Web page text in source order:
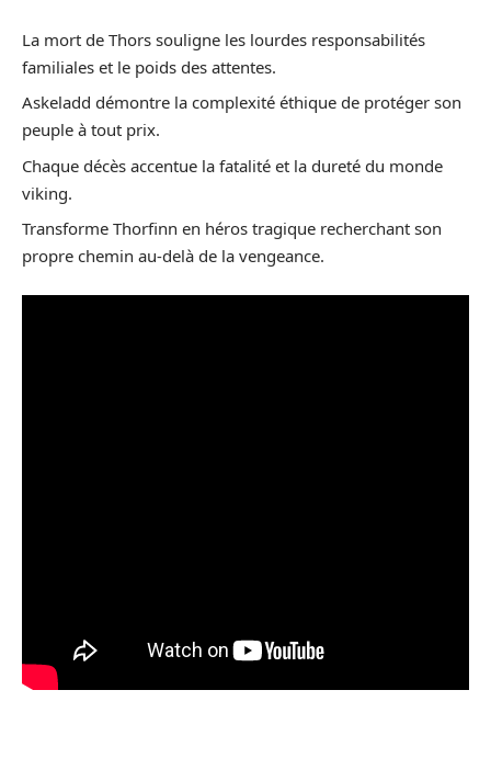
La mort de Thors souligne les lourdes responsabilités
familiales et le poids des attentes.
Askeladd démontre la complexité éthique de protéger son
peuple à tout prix.
Chaque décès accentue la fatalité et la dureté du monde
viking.
Transforme Thorfinn en héros tragique recherchant son
propre chemin au-delà de la vengeance.